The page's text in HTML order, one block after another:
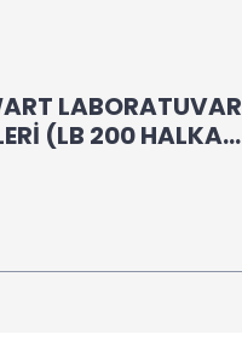
LABORATUVAR
(LB 200 HALKALI